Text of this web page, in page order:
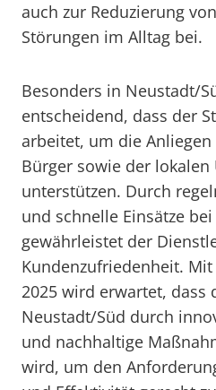
auch zur Reduzierung
Störungen im Alltag bei.
Besonders in Neustadt/
entscheidend, dass der
arbeitet, um die
Bürger sowie der
unterstützen. Durch
und schnelle Einsätze
gewährleistet der
Kundenzufriedenheit. Mit
2025 wird erwartet, dass
Neustadt/Süd durch
und nachhaltige
wird, um den